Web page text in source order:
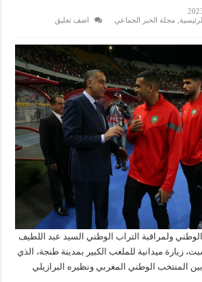
مجلة الخبر الجماعي
اضف تعليق
ولمراقبة التراب الوطني السيد عبد اللطيف
زيارة ميدانية للملعب الكبير بمدينة طنجة، الذي
المنتخب الوطني المغربي ونظيره البرازيلي